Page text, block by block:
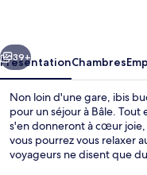
Suivant
39+
PrésentationChambres
Non loin d'une gare, ibis
pour un séjour à Bâle.
s'en donneront à cœur
vous pourrez vous relaxer
voyageurs ne disent que